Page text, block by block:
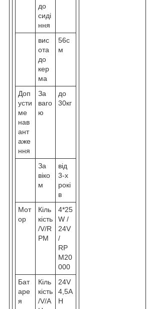
до
сиді
ння
вис
ота
до
кер
ма
56с
м
Доп
усти
ме
нав
ант
аже
ння
За
ваго
ю
до
30кг
За
віко
м
від
3-х
рокі
в
Мот
ор
Кіль
кість
/V/R
PM
4*25
W /
24V
/
RP
M20
000
Бат
аре
я
Кіль
кість
/V/A
24V
4,5A
H